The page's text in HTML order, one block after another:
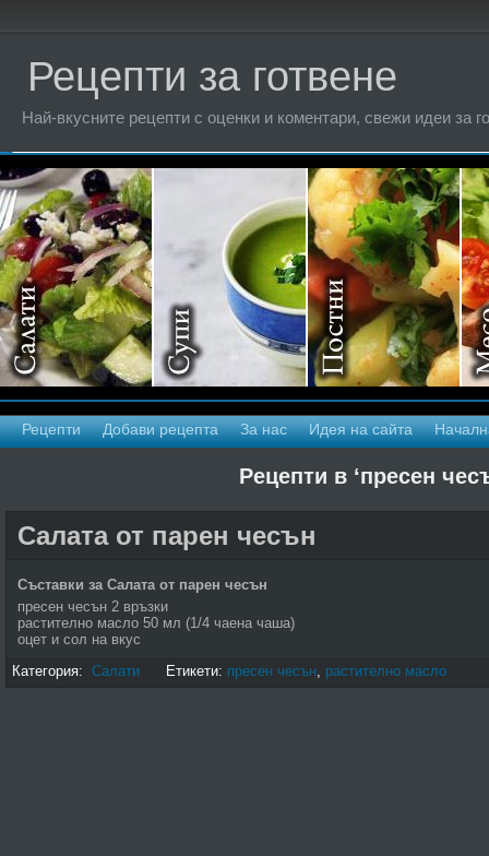
Рецепти за готвене
Най-вкусните рецепти с оценки и коментари, свежи идеи за
Рецепти Добави рецепта За нас Идея на сайта
Рецепти в ‘пресен
Салата от парен чесън
Съставки за Салата от парен чесън
пресен чесън 2 връзки
растително масло 50 мл (1/4 чаена чаша)
оцет и сол на вкус
Категория: Салати Етикети: пресен чесън, растително масло